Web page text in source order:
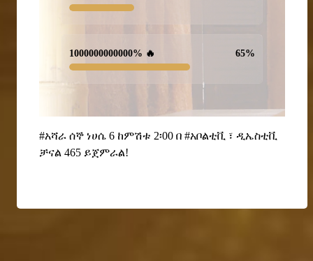
1000000000000% 🔥 65%
#አሻራ ሰኞ ነሀሴ 6 ከምሽቱ 2፡00 በ #አቦልቲቪ ፣ ዲኤስቲቪ
ቻናል 465 ይጀምራል!